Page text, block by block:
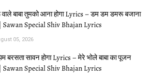
बाबा तुमको आना होगा Lyrics – डम डम डमरू बजाना
| Sawan Special Shiv Bhajan Lyrics
05, 2026
बरसता सावन होगा Lyrics – मेरे भोले बाबा का पूजन
| Sawan Special Shiv Bhajan Lyrics